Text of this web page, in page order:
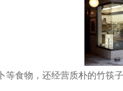
食物，还经营质朴的竹筷子